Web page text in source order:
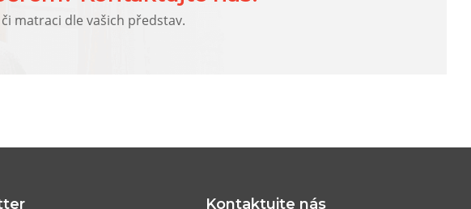
matraci dle vašich představ.
Kontaktujte nás